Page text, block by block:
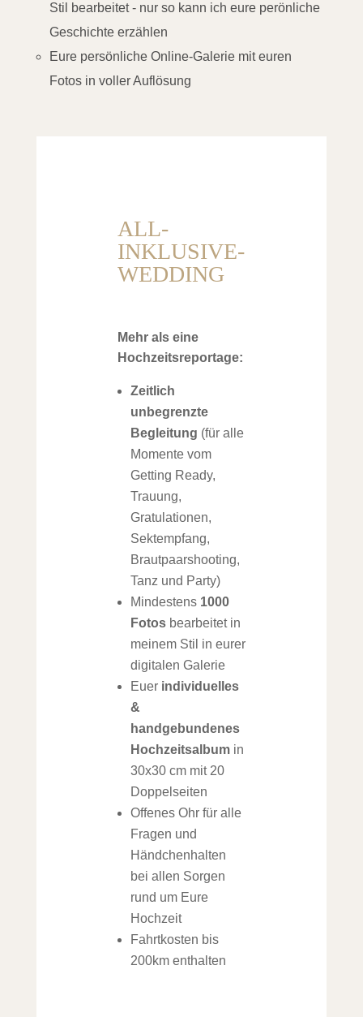
Stil bearbeitet - nur so kann ich eure perönliche
Geschichte erzählen
Eure persönliche Online-Galerie mit euren
Fotos in voller Auflösung
ALL-
INKLUSIVE-
WEDDING
Mehr als eine
Hochzeitsreportage:
Zeitlich
unbegrenzte
Begleitung (für alle
Momente vom
Getting Ready,
Trauung,
Gratulationen,
Sektempfang,
Brautpaarshooting,
Tanz und Party)
Mindestens 1000
Fotosbearbeitet in
meinem Stil in eurer
digitalen Galerie
Euer individuelles
&
handgebundenes
Hochzeitsalbumin
30x30 cm mit 20
Doppelseiten
Offenes Ohr für alle
Fragen und
Händchenhalten
bei allen Sorgen
rund um Eure
Hochzeit
Fahrtkosten bis
200km enthalten